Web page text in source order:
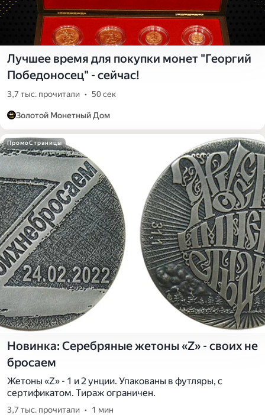
Лучшее время для покупки монет "Георгий
Победоносец" - сейчас!
3,7 тыс. прочитали • 50 сек
Золотой Монетный Дом
ПромоСтраницы
Новинка: Серебряные жетоны «Z» - своих не
бросаем
Жетоны «Z» - 1 и 2 унции. Упакованы в футляры, с
сертификатом. Тираж ограничен.
3,7 тыс. прочитали • 1 мин